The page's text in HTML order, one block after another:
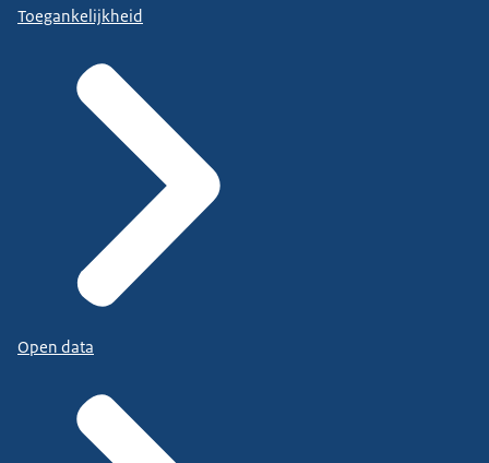
Toegankelijkheid
Open data